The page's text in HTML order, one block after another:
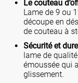
Le couteau
Lame de 9 ou
découpe en
de couteau à
Sécurité et
lame de
émoussée qui
glissement.